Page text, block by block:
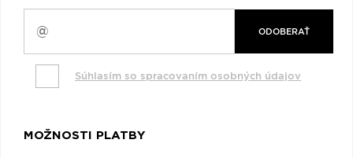
ODOBERAŤ
Súhlasím so spracovaním osobných údajov
MOŽNOSTI PLATBY